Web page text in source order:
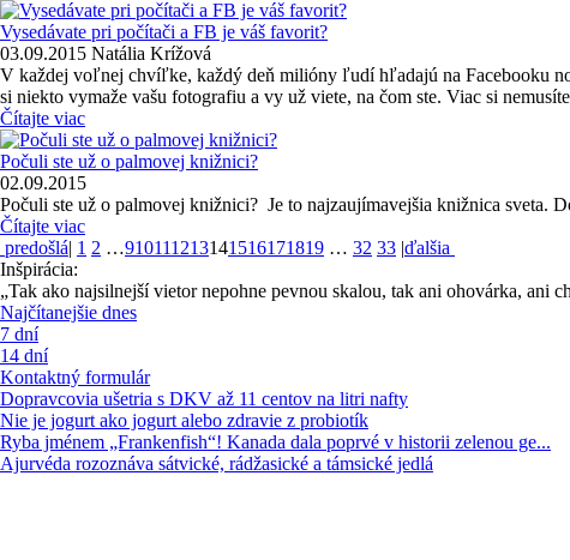
Vysedávate pri počítači a FB je váš favorit?
03.09.2015 Natália Krížová
V každej voľnej chvíľke, každý deň milióny ľudí hľadajú na Facebooku
si niekto vymaže vašu fotografiu a vy už viete, na čom ste. Viac si
Čítajte viac
Počuli ste už o palmovej knižnici?
02.09.2015
Počuli ste už o palmovej knižnici? Je to najzaujímavejšia knižnica sveta.
Čítajte viac
predošlá| 1 2 …910111213141516171819 … 32 33 |ďalšia
Inšpirácia:
„Tak ako najsilnejší vietor nepohne pevnou skalou, tak ani ohovárka, ani
Najčítanejšie dnes
7 dní
14 dní
Kontaktný formulár
Dopravcovia ušetria s DKV až 11 centov na litri nafty
Nie je jogurt ako jogurt alebo zdravie z probiotík
Ryba jménem „Frankenfish“! Kanada dala poprvé v historii zelenou ge...
Ajurvéda rozoznáva sátvické, rádžasické a támsické jedlá